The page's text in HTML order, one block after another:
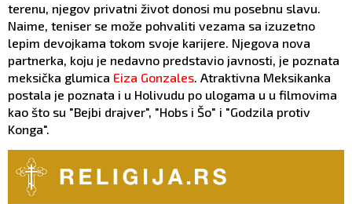
terenu, njegov privatni život donosi mu posebnu slavu.
Naime, teniser se može pohvaliti vezama sa izuzetno
lepim devojkama tokom svoje karijere. Njegova nova
partnerka, koju je nedavno predstavio javnosti, je poznata
meksička glumica Eiza Gonzales. Atraktivna Meksikanka
postala je poznata i u Holivudu po ulogama u u filmovima
kao što su "Bejbi drajver", "Hobs i Šo" i "Godzila protiv
Konga".